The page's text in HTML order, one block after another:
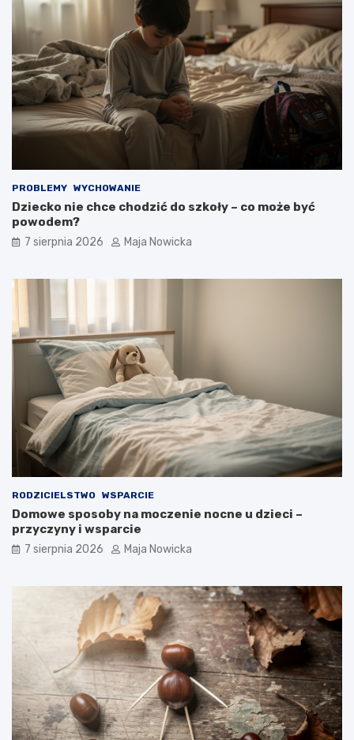
PROBLEMY WYCHOWANIE
Dziecko nie chce chodzić do szkoły – co może być
powodem?
7 sierpnia 2026 Maja Nowicka
RODZICIELSTWO WSPARCIE
Domowe sposoby na moczenie nocne u dzieci –
przyczyny i wsparcie
7 sierpnia 2026 Maja Nowicka